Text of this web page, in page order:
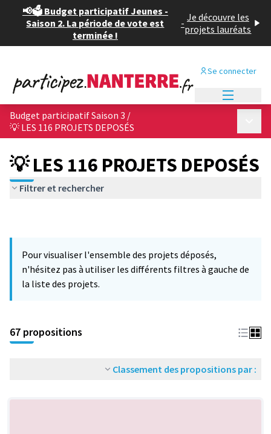
📢🗳️ Budget participatif Jeunes -
Saison 2. La période de vote est
terminée !
- Je découvre les
projets lauréats
Se connecter
Budget participatif Saison 3 /
💡 LES 116 PROJETS DEPOSÉS
💡 LES 116 PROJETS DEPOSÉS
Filtrer et rechercher
Pour visualiser l'ensemble des projets déposés,
n'hésitez pas à utiliser les différents filtres à gauche de
la liste des projets.
67 propositions
Classement des propositions par :